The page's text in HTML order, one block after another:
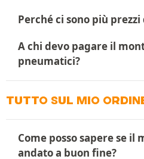
Perché ci sono più
A chi devo pagare il
pneumatici?
TUTTO SUL MIO
Come posso sapere se il
andato a buon fine?